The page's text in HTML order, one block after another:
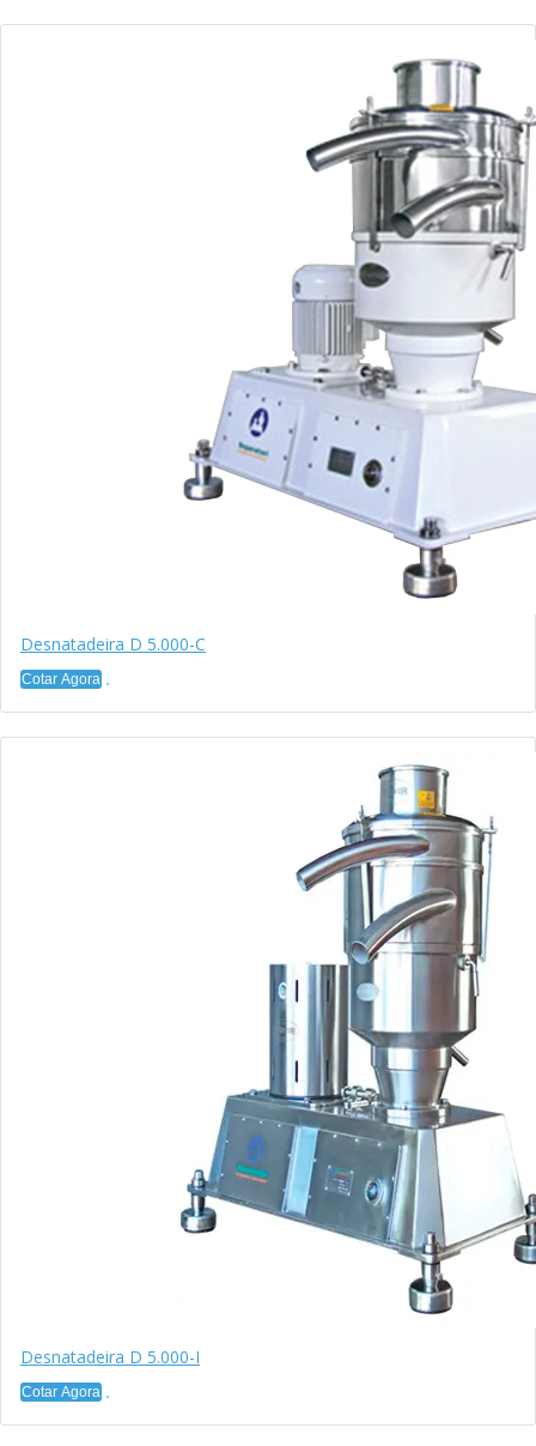
Desnatadeira D 5.000-C
Cotar Agora
Desnatadeira D 5.000-I
Cotar Agora